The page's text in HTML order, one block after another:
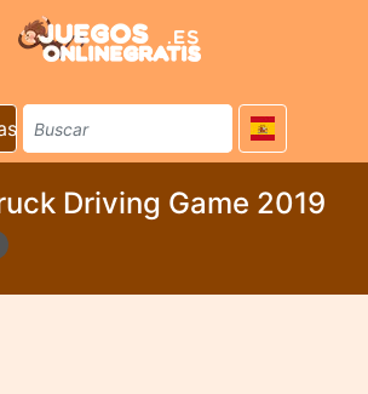
Driving Game 2019